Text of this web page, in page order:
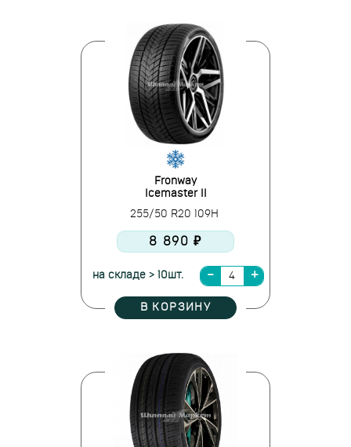
Fronway
Icemaster II
255/50 R20 109H
8 890 ₽
на складе > 10шт.
В КОРЗИНУ